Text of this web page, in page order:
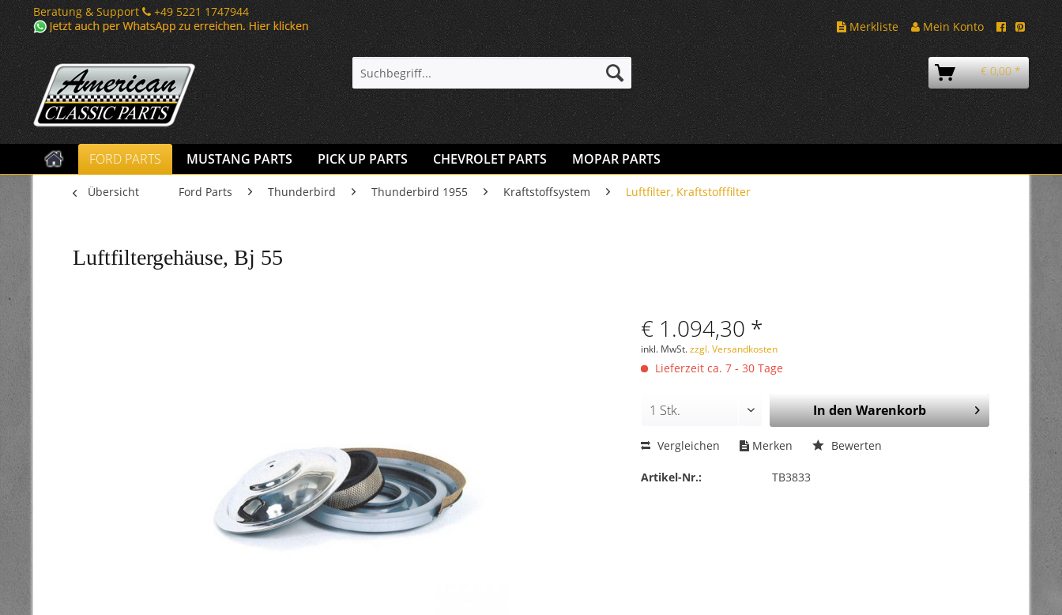
Beratung & Support
+49 5221 1747944
Merkliste
Mein Konto
€ 0,00 *
FORD PARTS MUSTANG PARTS PICK UP PARTS CHEVROLET PARTS MOPAR PARTS
Übersicht Ford Parts Thunderbird Thunderbird 1955 Kraftstoffsystem Luftfilter, Kraftstofffilter
Luftfiltergehäuse, Bj 55
€ 1.094,30 *
inkl. MwSt.zzgl. Versandkosten
Lieferzeit ca. 7 - 30 Tage
In denWarenkorb
Vergleichen Merken Bewerten
Artikel-Nr.: TB3833